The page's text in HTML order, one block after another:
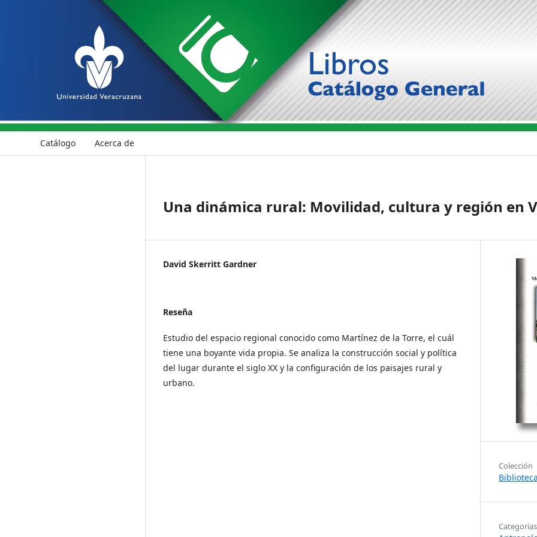
Catálogo Acerca de
Una dinámica rural: Movilidad, cultura y región en
David Skerritt Gardner
Reseña
Estudio del espacio regional conocido como Martínez de la Torre, el cuál
tiene una boyante vida propia. Se analiza la construcción social y política
del lugar durante el siglo XX y la configuración de los paisajes rural y
urbano.
Colección
Categorías